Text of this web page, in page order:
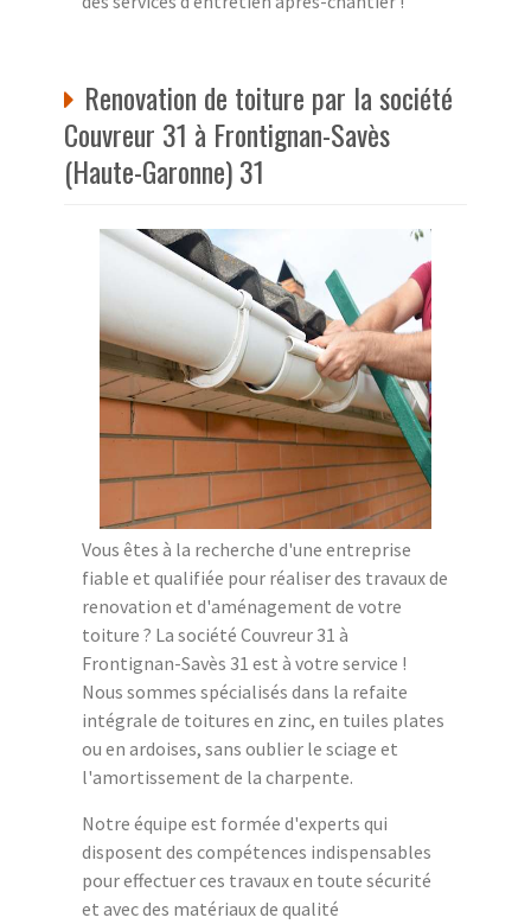
Renovation de toiture par la société
Couvreur 31 à Frontignan-Savès
(Haute-Garonne) 31
Vous êtes à la recherche d'une entreprise
fiable et qualifiée pour réaliser des travaux de
renovation et d'aménagement de votre
toiture ? La société Couvreur 31 à
Frontignan-Savès 31 est à votre service !
Nous sommes spécialisés dans la refaite
intégrale de toitures en zinc, en tuiles plates
ou en ardoises, sans oublier le sciage et
l'amortissement de la charpente.
Notre équipe est formée d'experts qui
disposent des compétences indispensables
pour effectuer ces travaux en toute sécurité
et avec des matériaux de qualité